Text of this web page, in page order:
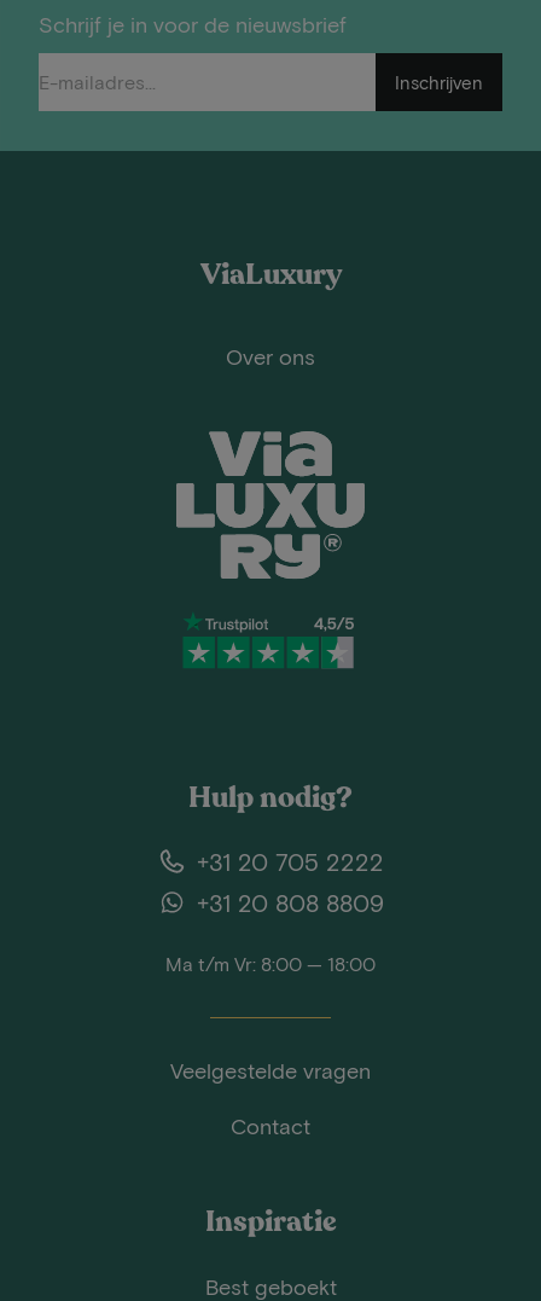
Schrijf je in voor de nieuwsbrief
Inschrijven
ViaLuxury
Over ons
Hulp nodig?
+31 20 705 2222
+31 20 808 8809
Ma t/m Vr: 8:00 — 18:00
Veelgestelde vragen
Contact
Inspiratie
Best geboekt